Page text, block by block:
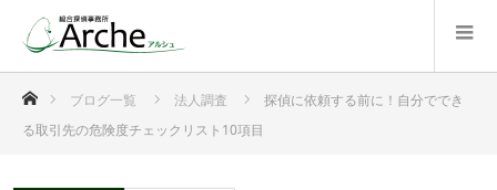
ホームブログ一覧 法人調査
探偵に依頼する前に！自分ででき
る取引先の危険度チェックリスト10項目